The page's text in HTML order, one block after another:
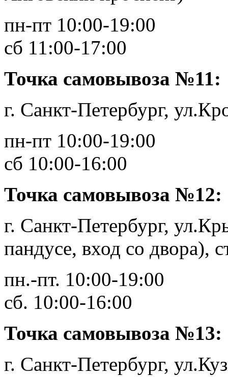
пн-пт 10:00-19:00
сб 11:00-17:00
Точка самовывоза №11:
г. Санкт-Петербург,
пн-пт 10:00-19:00
сб 10:00-16:00
Точка самовывоза №12:
г. Санкт-Петербург,
пандусе, вход со двора),
пн.-пт. 10:00-19:00
сб. 10:00-16:00
Точка самовывоза №13:
г. Санкт-Петербург,